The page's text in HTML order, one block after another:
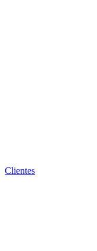
Clientes